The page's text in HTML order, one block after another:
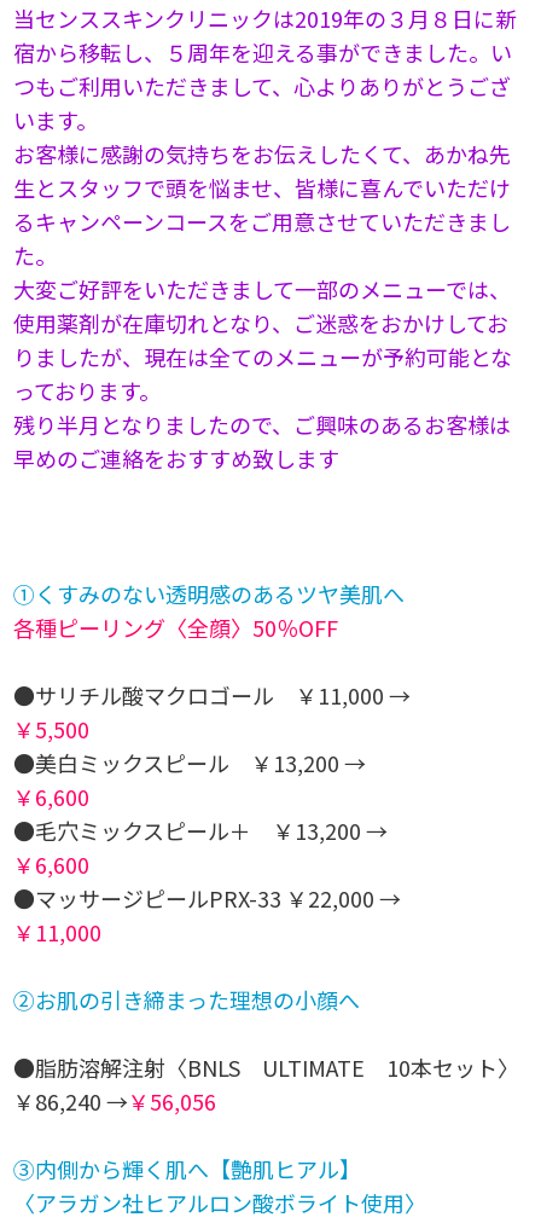
当センススキンクリニックは2019年の３月８日に新
宿から移転し、５周年を迎える事ができました。い
つもご利用いただきまして、心よりありがとうござ
います。
お客様に感謝の気持ちをお伝えしたくて、あかね先
生とスタッフで頭を悩ませ、皆様に喜んでいただけ
るキャンペーンコースをご用意させていただきまし
た。
大変ご好評をいただきまして一部のメニューでは、
使用薬剤が在庫切れとなり、ご迷惑をおかけしてお
りましたが、現在は全てのメニューが予約可能とな
っております。
残り半月となりましたので、ご興味のあるお客様は
早めのご連絡をおすすめ致します
①くすみのない透明感のあるツヤ美肌へ
各種ピーリング〈全顔〉50％OFF
●サリチル酸マクロゴール ￥11,000 →
￥5,500
●美白ミックスピール ￥13,200 →
￥6,600
●毛穴ミックスピール＋ ￥13,200 →
￥6,600
●マッサージピールPRX-33 ￥22,000 →
￥11,000
②お肌の引き締まった理想の小顔へ
●脂肪溶解注射〈BNLS ULTIMATE 10本セット〉
￥86,240 →￥56,056
③内側から輝く肌へ【艶肌ヒアル】
〈アラガン社ヒアルロン酸ボライト使用〉